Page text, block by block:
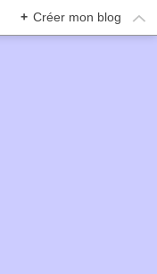
+ Créer mon blog